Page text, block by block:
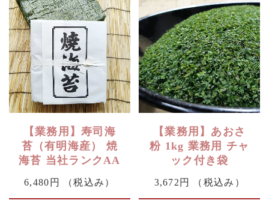
【業務用】寿司海
苔（有明海産） 焼
海苔 当社ランクAA
6,480円 （税込み）
【業務用】あおさ
粉 1kg 業務用 チャ
ック付き袋
3,672円 （税込み）